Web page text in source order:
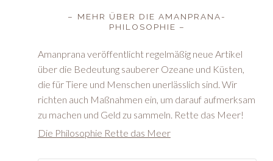
– MEHR ÜBER DIE AMANPRANA-
PHILOSOPHIE –
Amanprana veröffentlicht regelmäßig neue Artikel
über die Bedeutung sauberer Ozeane und Küsten,
die für Tiere und Menschen unerlässlich sind. Wir
richten auch Maßnahmen ein, um darauf aufmerksam
zu machen und Geld zu sammeln. Rette das Meer!
Die Philosophie Rette das Meer